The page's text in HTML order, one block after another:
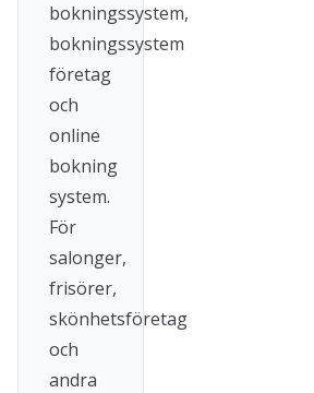
bokningssystem,
bokningssystem
företag
och
online
bokning
system.
För
salonger,
frisörer,
skönhetsföretag
och
andra